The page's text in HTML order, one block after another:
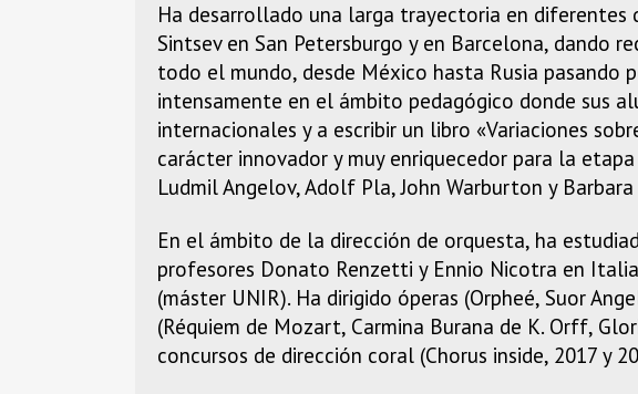
Ha desarrollado una larga trayectoria en diferentes
Sintsev en San Petersburgo y en Barcelona, dando
todo el mundo, desde México hasta Rusia pasando
intensamente en el ámbito pedagógico donde sus
internacionales y a escribir un libro «Variaciones
carácter innovador y muy enriquecedor para la
Ludmil Angelov, Adolf Pla, John Warburton y
En el ámbito de la dirección de orquesta, ha
profesores Donato Renzetti y Ennio Nicotra en
(máster UNIR). Ha dirigido óperas (Orpheé, Suor
(Réquiem de Mozart, Carmina Burana de K. Orff,
concursos de dirección coral (Chorus inside, 2017 y